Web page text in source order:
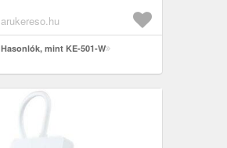
arukereso.hu
Hasonlók, mint KE-501-W